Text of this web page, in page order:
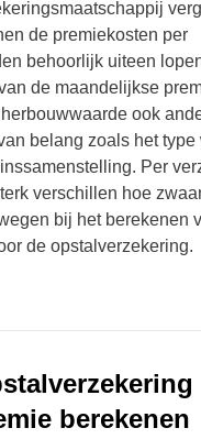
de premiekosten per
behoorlijk uiteen
de maandelijkse
ook
belang zoals het type
Per
verschillen hoe
bij het berekenen
de opstalverzekering.
berekenen